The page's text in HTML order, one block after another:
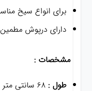
برای انواع سیخ
دارای درپوش
مشخصات :
طول : 68 سانتی متر